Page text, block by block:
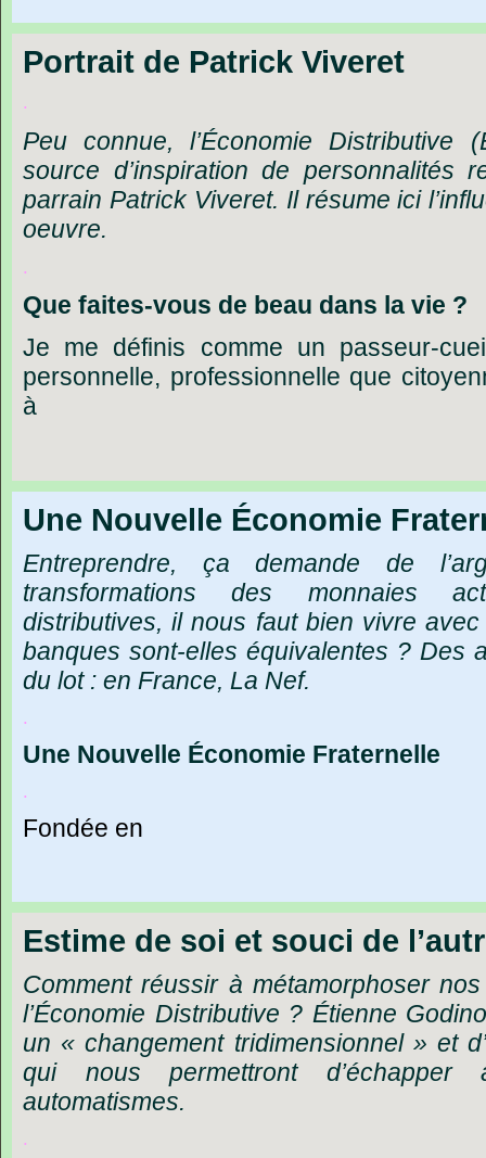
Portrait de Patrick Viveret
.
Peu connue, l’Économie Distributive
source d’inspiration de personnalités
parrain Patrick Viveret. Il résume ici
oeuvre.
.
Que faites-vous de beau dans la vie ?
Je me définis comme un passeur-
personnelle, professionnelle que
à
Une Nouvelle Économie
Entreprendre, ça demande de
transformations
des monnaies
distributives, il nous faut bien vivre avec
banques sont-elles équivalentes ? Des
du lot : en France, La Nef.
.
Une Nouvelle Économie Fraternelle
.
Fondée en
Estime de soi et souci de
Comment réussir à métamorphoser
l’Économie Distributive ? Étienne
un « changement tridimensionnel » et
qui nous permettront
automatismes.
.